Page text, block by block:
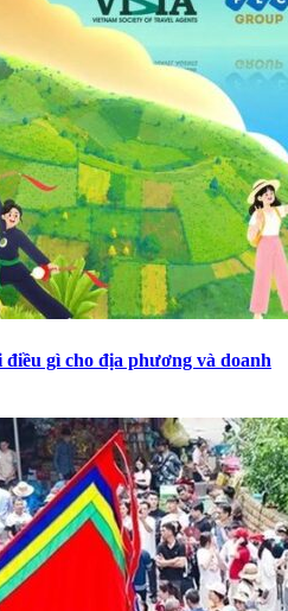
gì cho địa phương và doanh